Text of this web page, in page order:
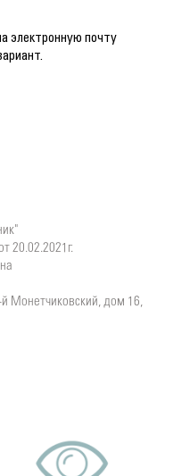
электронную почту
20.02.2021г.
й Монетчиковский, дом 16,